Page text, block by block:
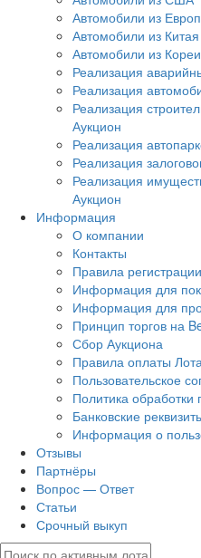
Автомобили из
Автомобили из Китая
Автомобили из Кореи
Реализация
Реализация
Реализация
Аукцион
Реализация
Реализация
Реализация
Аукцион
Информация
О компании
Контакты
Правила регистрации
Информация для
Информация для
Принцип торгов на
Сбор Аукциона
Правила оплаты
Пользовательское
Политика
Банковские
Информация о
Отзывы
Партнёры
Вопрос — Ответ
Статьи
Срочный выкуп